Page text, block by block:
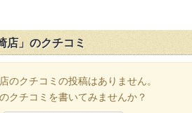
店」のクチコミ
のクチコミの投稿はありません。
クチコミを書いてみませんか？